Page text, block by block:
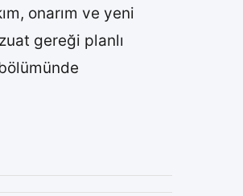
onarım ve yeni
gereği planlı